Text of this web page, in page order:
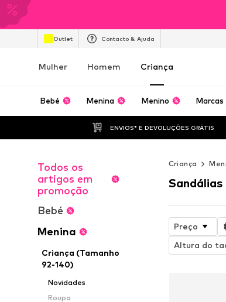
Outlet Contacto & Ajuda
Mulher Homem Criança
Bebé Menina Menino Marcas
ENVIOS* E DEVOLUÇÕES GRÁTIS
Todos os
artigos em
promoção
Bebé
Menina
Criança (Tamanho
92-140)
Novidades
Roupa
Criança
Sandálias
Preço
Altura do